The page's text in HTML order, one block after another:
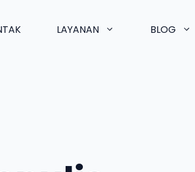
LAYANAN BLOG